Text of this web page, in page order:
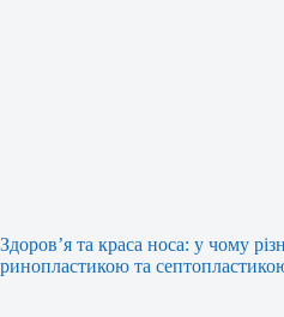
Здоров’я та краса носа: у чому
ринопластикою та